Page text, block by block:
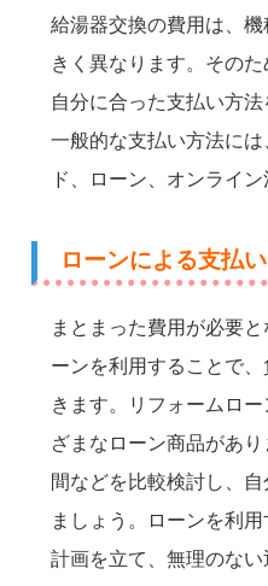
給湯器交換の費用は、
きく異なります。そのた
自分に合った支払い方法
一般的な支払い方法に
ド、ローン、オンライ
ローンによる支払い
まとまった費用が必要
ーンを利用することで
きます。リフォームロ
ざまなローン商品があ
間などを比較検討し、
ましょう。ローンを利
計画を立て、無理のな